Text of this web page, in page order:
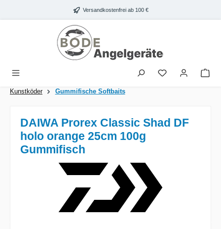
Zum Hauptinhalt springen Versandkostenfrei ab 100 €
Kunstköder Gummifische Softbaits
DAIWA Prorex Classic Shad DF
holo orange 25cm 100g
Gummifisch